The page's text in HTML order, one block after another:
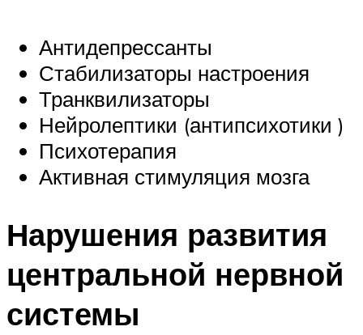
Антидепрессанты
Стабилизаторы настроения
Транквилизаторы
Нейролептики (антипсихотики )
Психотерапия
Активная стимуляция мозга
Нарушения развития
центральной нервной
системы